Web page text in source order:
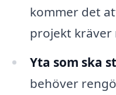
kommer det
projekt kräver
Yta som ska
behöver